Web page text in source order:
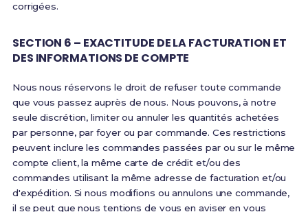
corrigées.
SECTION 6 – EXACTITUDE DE LA FACTURATION ET
DES INFORMATIONS DE COMPTE
Nous nous réservons le droit de refuser toute commande
que vous passez auprès de nous. Nous pouvons, à notre
seule discrétion, limiter ou annuler les quantités achetées
par personne, par foyer ou par commande. Ces restrictions
peuvent inclure les commandes passées par ou sur le même
compte client, la même carte de crédit et/ou des
commandes utilisant la même adresse de facturation et/ou
d'expédition. Si nous modifions ou annulons une commande,
il se peut que nous tentions de vous en aviser en vous